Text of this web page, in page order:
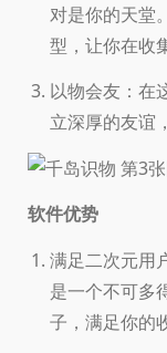
对是你的天堂
型，让你在收
以物会友：在
立深厚的友谊
软件优势
满足二次元用
是一个不可多
子，满足你的